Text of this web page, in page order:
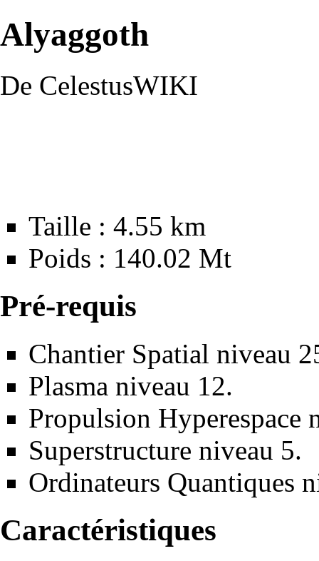
Alyaggoth
De CelestusWIKI
Taille : 4.55 km
Poids : 140.02 Mt
Pré-requis
Chantier Spatial niveau
Plasma niveau 12.
Propulsion Hyperespace
Superstructure niveau 5.
Ordinateurs Quantiques
Caractéristiques